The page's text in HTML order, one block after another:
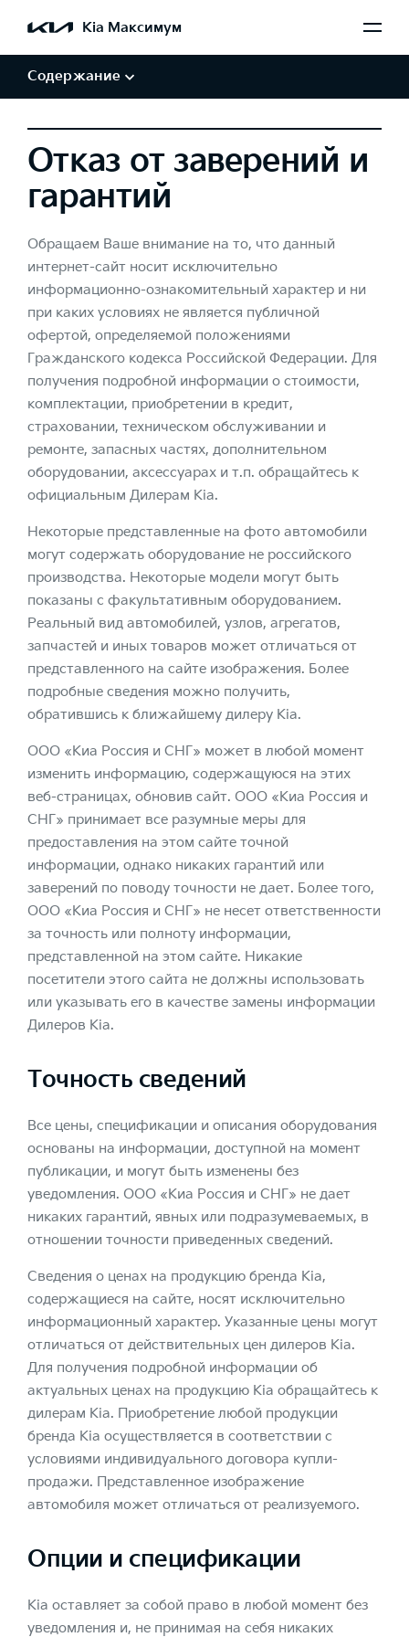
Kia Максимум
Содержание
Авторские права и товарные знаки
Отказ от заверений и
гарантий
Обращаем Ваше внимание на то, что данный
интернет-сайт носит исключительно
информационно-ознакомительный характер и ни
при каких условиях не является публичной
офертой, определяемой положениями
Гражданского кодекса Российской Федерации. Для
получения подробной информации о стоимости,
комплектации, приобретении в кредит,
страховании, техническом обслуживании и
ремонте, запасных частях, дополнительном
оборудовании, аксессуарах и т.п. обращайтесь к
официальным Дилерам Kia.
Некоторые представленные на фото автомобили
могут содержать оборудование не российского
производства. Некоторые модели могут быть
показаны с факультативным оборудованием.
Реальный вид автомобилей, узлов, агрегатов,
запчастей и иных товаров может отличаться от
представленного на сайте изображения. Более
подробные сведения можно получить,
обратившись к ближайшему дилеру Kia.
ООО «Киа Россия и СНГ» может в любой момент
изменить информацию, содержащуюся на этих
веб-страницах, обновив сайт. ООО «Киа Россия и
СНГ» принимает все разумные меры для
предоставления на этом сайте точной
информации, однако никаких гарантий или
заверений по поводу точности не дает. Более того,
ООО «Киа Россия и СНГ» не несет ответственности
за точность или полноту информации,
представленной на этом сайте. Никакие
посетители этого сайта не должны использовать
или указывать его в качестве замены информации
Дилеров Kia.
Точность сведений
Все цены, спецификации и описания оборудования
основаны на информации, доступной на момент
публикации, и могут быть изменены без
уведомления. ООО «Киа Россия и СНГ» не дает
никаких гарантий, явных или подразумеваемых, в
отношении точности приведенных сведений.
Сведения о ценах на продукцию бренда Kia,
содержащиеся на сайте, носят исключительно
информационный характер. Указанные цены могут
отличаться от действительных цен дилеров Kia.
Для получения подробной информации об
актуальных ценах на продукцию Kia обращайтесь к
дилерам Kia. Приобретение любой продукции
бренда Kia осуществляется в соответствии с
условиями индивидуального договора купли-
продажи. Представленное изображение
автомобиля может отличаться от реализуемого.
Опции и спецификации
Kia оставляет за собой право в любой момент без
уведомления и, не принимая на себя никаких